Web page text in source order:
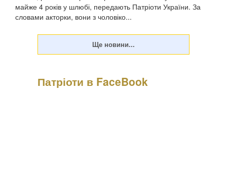
майже 4 років у шлюбі, передають Патріоти України. За
словами акторки, вони з чоловіко...
Патріоти в FaceBook